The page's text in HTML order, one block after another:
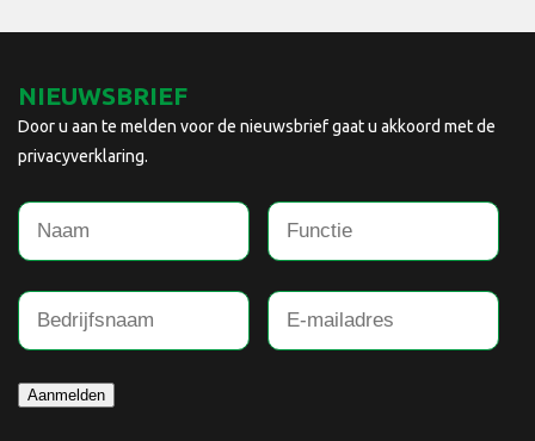
NIEUWSBRIEF
Door u aan te melden voor de nieuwsbrief gaat u akkoord met de
privacyverklaring.
Aanmelden